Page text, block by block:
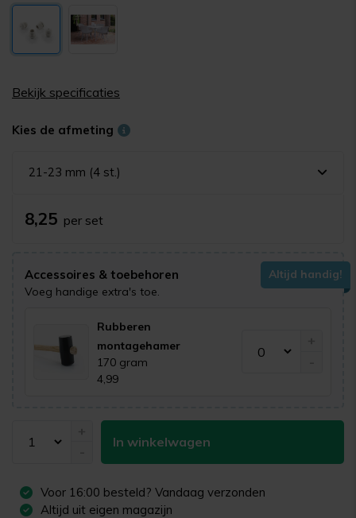
Bekijk specificaties
Kies de afmeting
21-23 mm (4 st.)
8,25 per set
Altijd handig!
Accessoires & toebehoren
Voeg handige extra's toe.
Rubberen
montagehamer
170 gram
4,99
In winkelwagen
Voor 16:00 besteld? Vandaag verzonden
Altijd uit eigen magazijn